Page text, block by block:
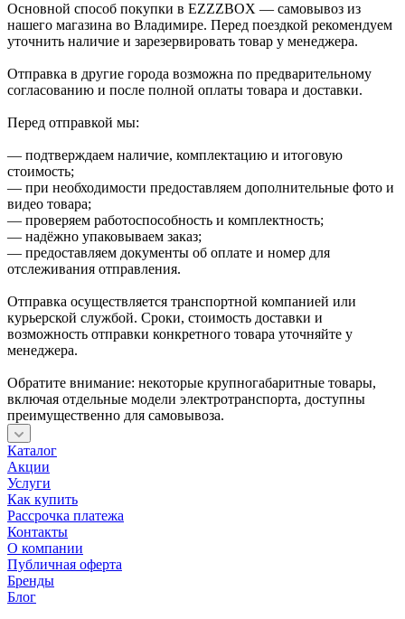
Основной способ покупки в EZZZBOX — самовывоз из
нашего магазина во Владимире. Перед поездкой рекомендуем
уточнить наличие и зарезервировать товар у менеджера.
Отправка в другие города возможна по предварительному
согласованию и после полной оплаты товара и доставки.
Перед отправкой мы:
— подтверждаем наличие, комплектацию и итоговую
стоимость;
— при необходимости предоставляем дополнительные фото и
видео товара;
— проверяем работоспособность и комплектность;
— надёжно упаковываем заказ;
— предоставляем документы об оплате и номер для
отслеживания отправления.
Отправка осуществляется транспортной компанией или
курьерской службой. Сроки, стоимость доставки и
возможность отправки конкретного товара уточняйте у
менеджера.
Обратите внимание: некоторые крупногабаритные товары,
включая отдельные модели электротранспорта, доступны
преимущественно для самовывоза.
Каталог
Акции
Услуги
Как купить
Рассрочка платежа
Контакты
О компании
Публичная оферта
Бренды
Блог